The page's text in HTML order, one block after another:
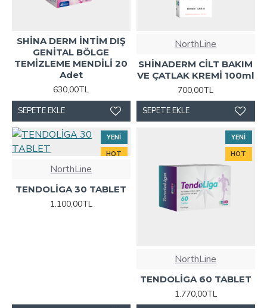
SHİNA DERM İNTİM DIŞ
GENİTAL BÖLGE
TEMİZLEME MENDİLİ 20
Adet
630,00TL
SEPETE EKLE
NorthLine
SHİNADERM CİLT BAKIM
VE ÇATLAK KREMİ 100ml
700,00TL
SEPETE EKLE
YENI
HOT
NorthLine
TENDOLİGA 30 TABLET
1.100,00TL
YENI
HOT
NorthLine
TENDOLİGA 60 TABLET
1.770,00TL